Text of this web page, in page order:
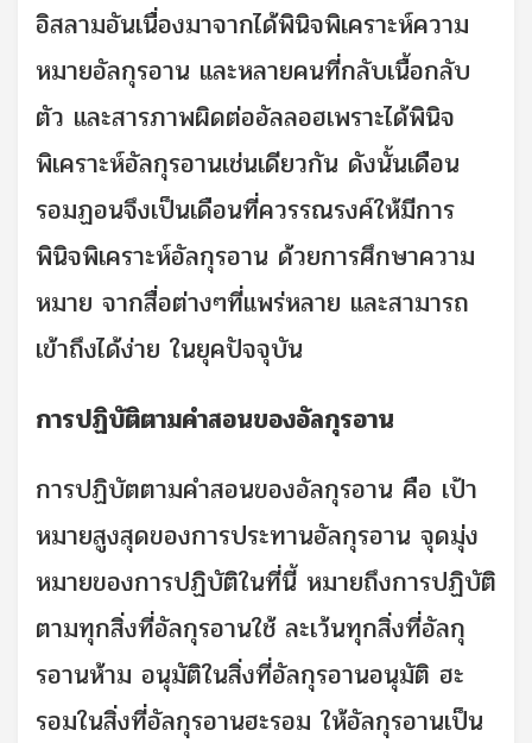
อิสลามอันเนื่องมาจากได้พินิจพิเคราะห์ความ
หมายอัลกุรอาน และหลายคนที่กลับเนื้อกลับ
ตัว และสารภาพผิดต่ออัลลอฮเพราะได้พินิจ
พิเคราะห์อัลกุรอานเช่นเดียวกัน ดังนั้นเดือน
รอมฏอนจึงเป็นเดือนที่ควรรณรงค์ให้มีการ
พินิจพิเคราะห์อัลกุรอาน ด้วยการศึกษาความ
หมาย จากสื่อต่างๆที่แพร่หลาย และสามารถ
เข้าถึงได้ง่าย ในยุคปัจจุบัน
การปฏิบัติตามคำสอนของอัลกุรอาน
การปฏิบัตตามคำสอนของอัลกุรอาน คือ เป้า
หมายสูงสุดของการประทานอัลกุรอาน จุดมุ่ง
หมายของการปฏิบัติในที่นี้ หมายถึงการปฏิบัติ
ตามทุกสิ่งที่อัลกุรอานใช้ ละเว้นทุกสิ่งที่อัลกุ
รอานห้าม อนุมัติในสิ่งที่อัลกุรอานอนุมัติ ฮะ
รอมในสิ่งที่อัลกุรอานฮะรอม ให้อัลกุรอานเป็น